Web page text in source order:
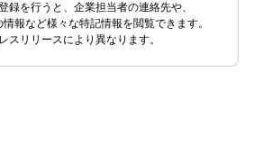
録を行うと、企業担当者の連絡先や、
報など様々な特記情報を閲覧できます。
スリリースにより異なります。